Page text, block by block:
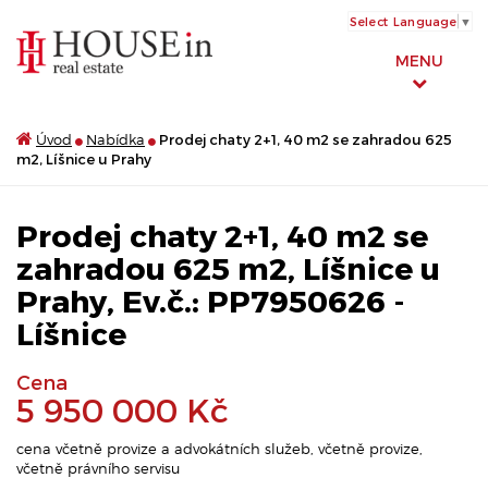
MENU
Select Language ▼
Úvod Nabídka
Prodej chaty 2+1, 40 m2 se zahradou 625
m2, Líšnice u Prahy
Prodej chaty 2+1, 40 m2 se
zahradou 625 m2, Líšnice u
Prahy, Ev.č.: PP7950626 -
Líšnice
Cena
5 950 000 Kč
cena včetně provize a advokátních služeb, včetně provize,
včetně právního servisu